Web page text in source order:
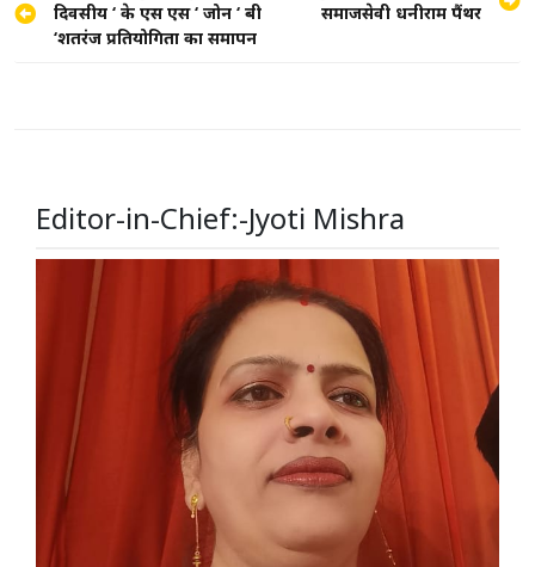
navigation
दिवसीय ‘ के एस एस ‘ जोन ‘ बी
‘शतरंज प्रतियोगिता का समापन
समाजसेवी धनीराम पैंथर
Editor-in-Chief:-Jyoti Mishra